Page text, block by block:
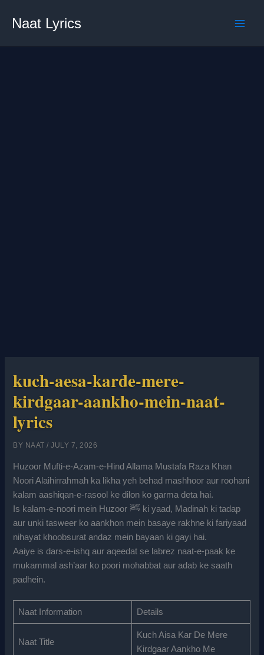
Naat Lyrics
kuch-aesa-karde-mere-
kirdgaar-aankho-mein-naat-
lyrics
BY NAAT/JULY 7, 2026
Huzoor Mufti-e-Azam-e-Hind Allama Mustafa Raza Khan
Noori Alaihirrahmah ka likha yeh behad mashhoor aur roohani
kalam aashiqan-e-rasool ke dilon ko garma deta hai.
Is kalam-e-noori mein Huzoor ﷺ ki yaad, Madinah ki tadap
aur unki tasweer ko aankhon mein basaye rakhne ki fariyaad
nihayat khoobsurat andaz mein bayaan ki gayi hai.
Aaiye is dars-e-ishq aur aqeedat se labrez naat-e-paak ke
mukammal ash’aar ko poori mohabbat aur adab ke saath
padhein.
Naat Information Details
Naat Title
Kuch Aisa Kar De Mere
Kirdgaar Aankho Me